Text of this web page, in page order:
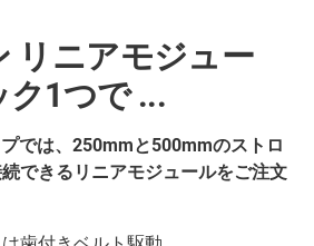
リニアモジュー
1つで ...
では、250mmと500mmのストロ
できるリニアモジュールをご注文